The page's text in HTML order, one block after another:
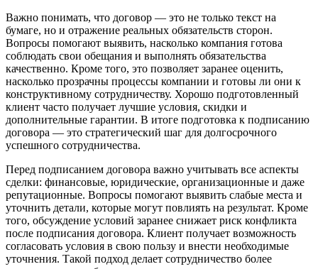
Важно понимать, что договор — это не только текст на
бумаге, но и отражение реальных обязательств сторон.
Вопросы помогают выявить, насколько компания готова
соблюдать свои обещания и выполнять обязательства
качественно. Кроме того, это позволяет заранее оценить,
насколько прозрачны процессы компании и готовы ли они к
конструктивному сотрудничеству. Хорошо подготовленный
клиент часто получает лучшие условия, скидки и
дополнительные гарантии. В итоге подготовка к подписанию
договора — это стратегический шаг для долгосрочного
успешного сотрудничества.
Перед подписанием договора важно учитывать все аспекты
сделки: финансовые, юридические, организационные и даже
репутационные. Вопросы помогают выявить слабые места и
уточнить детали, которые могут повлиять на результат. Кроме
того, обсуждение условий заранее снижает риск конфликта
после подписания договора. Клиент получает возможность
согласовать условия в свою пользу и внести необходимые
уточнения. Такой подход делает сотрудничество более